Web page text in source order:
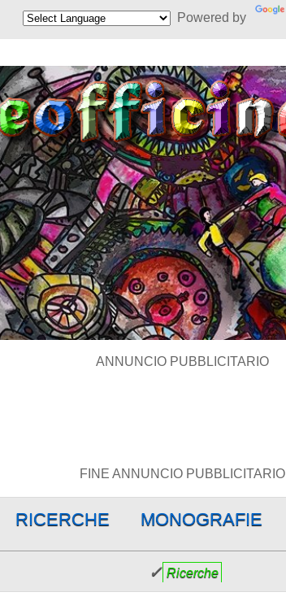
Powered by
ANNUNCIO PUBBLICITARIO
FINE ANNUNCIO PUBBLICITARIO
RICERCHE MONOGRAFIE
✓ Ricerche